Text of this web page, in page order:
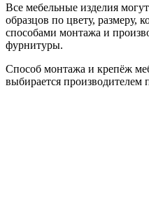
Все мебельные изделия
образцов по цвету, размеру,
способами монтажа и
фурнитуры.
Способ монтажа и крепёж
выбирается